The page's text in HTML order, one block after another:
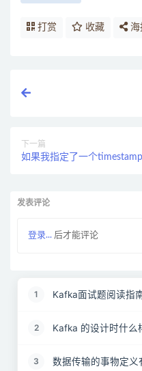
打赏 收藏 海
下一篇
如果我指定了一个
发表评论
登录... 后才能评论
1 Kafka面试题阅读指
2 Kafka 的设计时什么
3 数据传输的事物定义